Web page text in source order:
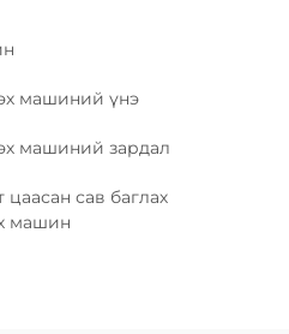
машиний үнэ
машиний зардал
цаасан сав баглах
машин